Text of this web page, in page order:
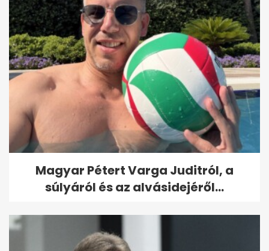
Magyar Pétert Varga Juditról, a
súlyáról és az alvásidejéről...